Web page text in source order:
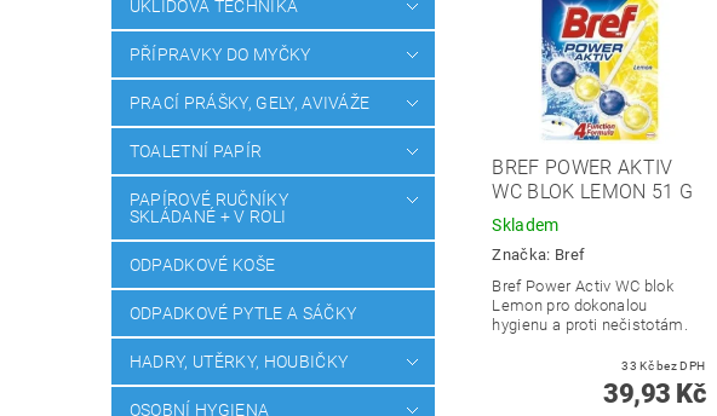
ÚKLIDOVÁ TECHNIKA
PŘÍPRAVKY DO MYČKY
PRACÍ PRÁŠKY, GELY, AVIVÁŽE
TOALETNÍ PAPÍR
PAPÍROVÉ RUČNÍKY
SKLÁDANÉ + V ROLI
ODPADKOVÉ KOŠE
ODPADKOVÉ PYTLE A SÁČKY
HADRY, UTĚRKY, HOUBIČKY
OSOBNÍ HYGIENA
BREF POWER AKTIV
WC BLOK LEMON 51 G
Skladem
Značka: Bref
Bref Power Activ WC blok
Lemon pro dokonalou
hygienu a proti nečistotám.
33 Kč bez DPH
39,93 Kč